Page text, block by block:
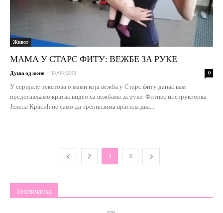
Живот
МАМА У СТАРС ФИТУ: ВЕЖБЕ ЗА РУКЕ
Душа од жене - 14/04/2019 0
У серијалу текстова о мами која вежба у Старс фиту данас вам
представљамо кратак видео са вежбама за руке. Фитнес инструкторка
Јелена Красић не само да тренинзима вратила два...
2 3 4
Топличанка